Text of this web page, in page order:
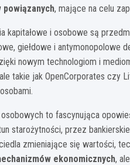
powiązanych, mające na celu
kapitałowe i osobowe są
giełdowe i antymonopolowe
nowym technologiom i
takie jak OpenCorporates czy
to fascynująca
starożytności, przez
zmieniające się wartości,
ekonomicznych,